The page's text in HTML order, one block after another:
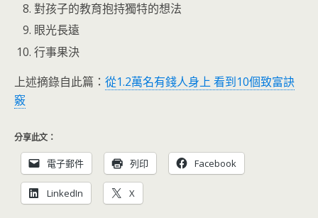
對孩子的教育抱持獨特的想法
眼光長遠
行事果決
上述摘錄自此篇： 從1.2萬名有錢人身上 看到10個致富訣
竅
分享此文：
電子郵件 列印 Facebook
LinkedIn X